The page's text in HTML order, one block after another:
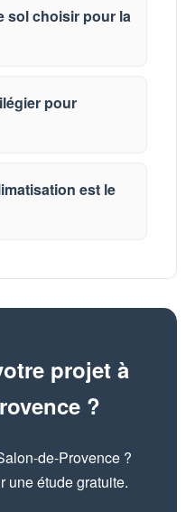
sol choisir pour la
pour
est le
projet à
?
de-Provence ?
une étude gratuite.